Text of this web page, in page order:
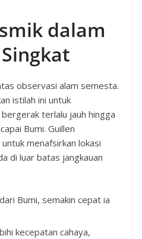
dalam
observasi alam semesta.
istilah ini untuk
terlalu jauh hingga
Bumi. Guillen
menafsirkan lokasi
di luar batas jangkauan
Bumi, semakin cepat ia
kecepatan cahaya,